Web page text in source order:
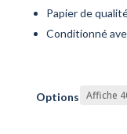
Papier de
Conditionné
Options